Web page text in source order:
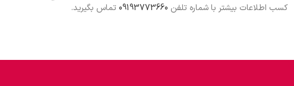
کسب اطلاعات بیشتر با شماره تلفن 09193773660تماس بگیرید.